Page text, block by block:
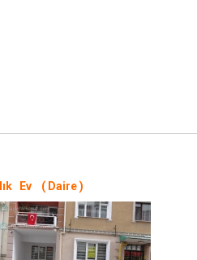
Ev ( Daire )